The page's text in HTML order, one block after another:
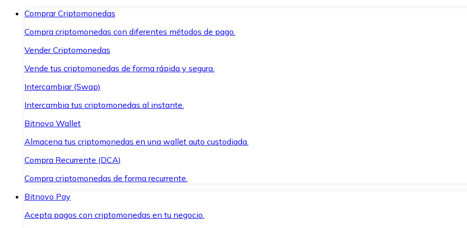
Comprar Criptomonedas
Compra criptomonedas con diferentes métodos de pago.
Vender Criptomonedas
Vende tus criptomonedas de forma rápida y segura.
Intercambiar (Swap)
Intercambia tus criptomonedas al instante.
Bitnovo Wallet
Almacena tus criptomonedas en una wallet auto custodiada.
Compra Recurrente (DCA)
Compra criptomonedas de forma recurrente.
Bitnovo Pay
Acepta pagos con criptomonedas en tu negocio.